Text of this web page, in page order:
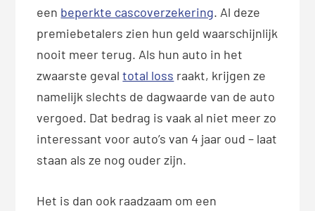
een beperkte cascoverzekering. Al deze
premiebetalers zien hun geld waarschijnlijk
nooit meer terug. Als hun auto in het
zwaarste gevaltotal loss raakt, krijgen ze
namelijk slechts de dagwaarde van de auto
vergoed. Dat bedrag is vaak al niet meer zo
interessant voor auto’s van 4 jaar oud – laat
staan als ze nog ouder zijn.
Het is dan ook raadzaam om een